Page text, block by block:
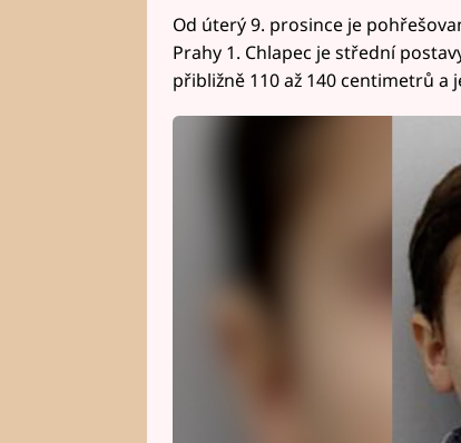
Od úterý 9. prosince je
Prahy 1. Chlapec je střední
přibližně 110 až 140 centimetrů a